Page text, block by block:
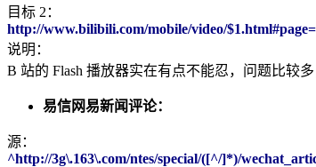
目标 2：
http://www.bilibili.com/mobile/video/
说明：
B 站的 Flash 播放器实在有点不能忍，问题比较
易信网易新闻评论：
源：
^http://3g\.163\.com/ntes/special/([^/]*)/